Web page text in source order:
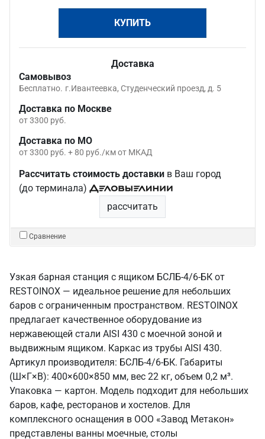
КУПИТЬ
Доставка
Самовывоз
Бесплатно. г.Ивантеевка, Студенческий проезд, д. 5
Доставка по Москве
от 3300 руб.
Доставка по МО
от 3300 руб. + 80 руб./км от МКАД
Рассчитать стоимость доставки в Ваш город
(до терминала)
рассчитать
Сравнение
Узкая барная станция с ящиком БСЛБ-4/6-БК от
RESTOINOX — идеальное решение для небольших
баров с ограниченным пространством. RESTOINOX
предлагает качественное оборудование из
нержавеющей стали AISI 430 с моечной зоной и
выдвижным ящиком. Каркас из трубы AISI 430.
Артикул производителя: БСЛБ-4/6-БК. Габариты
(Ш×Г×В): 400×600×850 мм, вес 22 кг, объем 0,2 м³.
Упаковка — картон. Модель подходит для небольших
баров, кафе, ресторанов и хостелов. Для
комплексного оснащения в ООО «Завод Метакон»
представлены ванны моечные, столы